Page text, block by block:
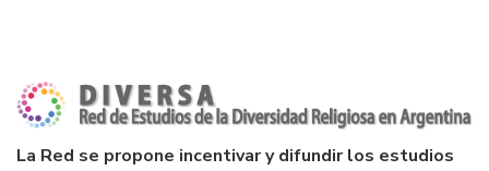
La Red se propone incentivar y difundir los estudios